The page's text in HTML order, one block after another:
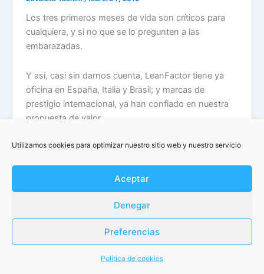
Utilizamos cookies para optimizar nuestro sitio web y nuestro servicio
Aceptar
Denegar
Preferencias
Política de cookies
Los tres primeros meses de vida son críticos para
cualquiera, y si no que se lo pregunten a las
embarazadas.
Y así, casi sin darnos cuenta, LeanFactor tiene ya
oficina en España, Italia y Brasil; y marcas de
prestigio internacional, ya han confiado en nuestra
propuesta de valor.
Copyright © 2026 LeanFactor | Powered by
WordPress